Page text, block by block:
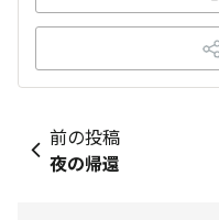
前の投稿
夜の帰還